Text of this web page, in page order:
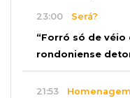
23:00 Será?
“Forró só de véio
rondoniense
21:53 Homenagem